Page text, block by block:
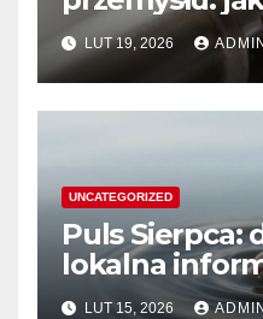
hydrauliczne
służyły latami
LUT 19, 2026 ADMIN
UNCATEGORIZED
Puls Sierpca:
lokalna
nasze
LUT 15, 2026